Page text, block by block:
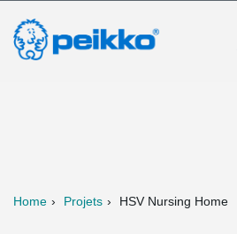
Home Projets HSV Nursing Home